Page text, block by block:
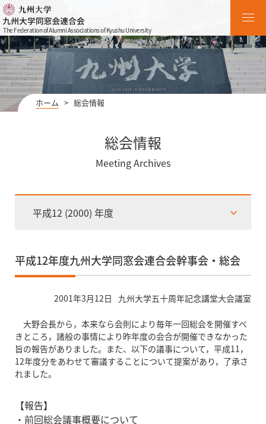
The Federation of Alumni Associations of Kyushu University
ホーム > 総会情報
総会情報
Meeting Archives
平成12 (2000) 年度
平成12年度九州大学同窓会連合会幹事会・総会
2001年3月12日 九州大学五十周年記念講堂大会議室
大野会長から，本来なら会則により毎年一回総会を開催すべ
きところ，諸般の事情により昨年度の会合が開催できなかった
旨の報告がありました。また、以下の議事について，平成11，
12年度分をあわせて審議することについて提案があり，了承さ
れました。
【報告】
・前回総会議事概要について